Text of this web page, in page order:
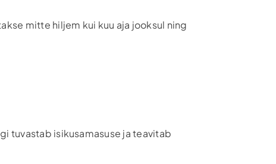
mitte hiljem kui kuu aja jooksul ning
tuvastab isikusamasuse ja teavitab